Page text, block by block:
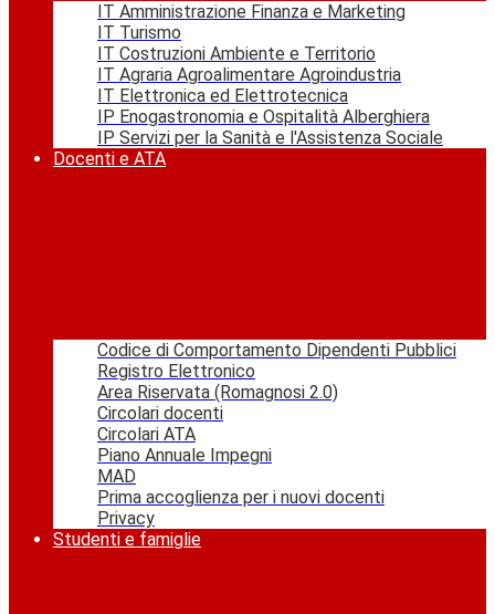
IT Amministrazione Finanza e Marketing
IT Turismo
IT Costruzioni Ambiente e Territorio
IT Agraria Agroalimentare Agroindustria
IT Elettronica ed Elettrotecnica
IP Enogastronomia e Ospitalità Alberghiera
IP Servizi per la Sanità e l'Assistenza Sociale
Docenti e ATA
Codice di Comportamento Dipendenti Pubblici
Registro Elettronico
Area Riservata (Romagnosi 2.0)
Circolari docenti
Circolari ATA
Piano Annuale Impegni
MAD
Prima accoglienza per i nuovi docenti
Privacy
Studenti e famiglie